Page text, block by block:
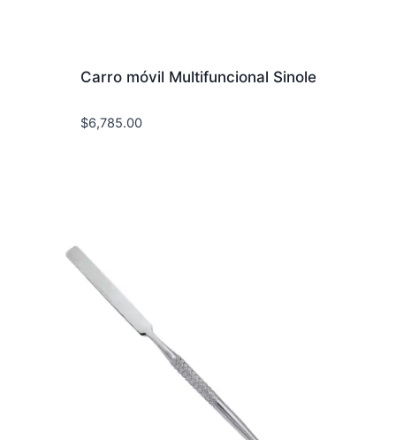
Carro móvil Multifuncional Sinole
$6,785.00